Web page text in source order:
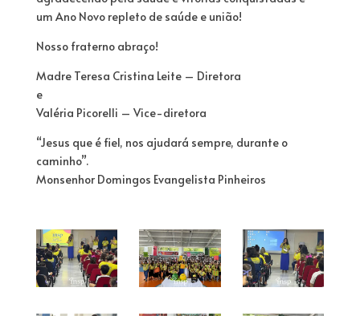
um Ano Novo repleto de saúde e união!
Nosso fraterno abraço!
Madre Teresa Cristina Leite – Diretora
e
Valéria Picorelli – Vice-diretora
“Jesus que é fiel, nos ajudará sempre, durante o
caminho”.
Monsenhor Domingos Evangelista Pinheiros